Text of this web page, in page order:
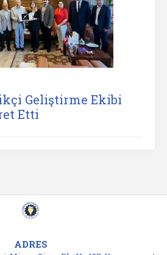
Geliştirme Ekibi
Etti
ADRES